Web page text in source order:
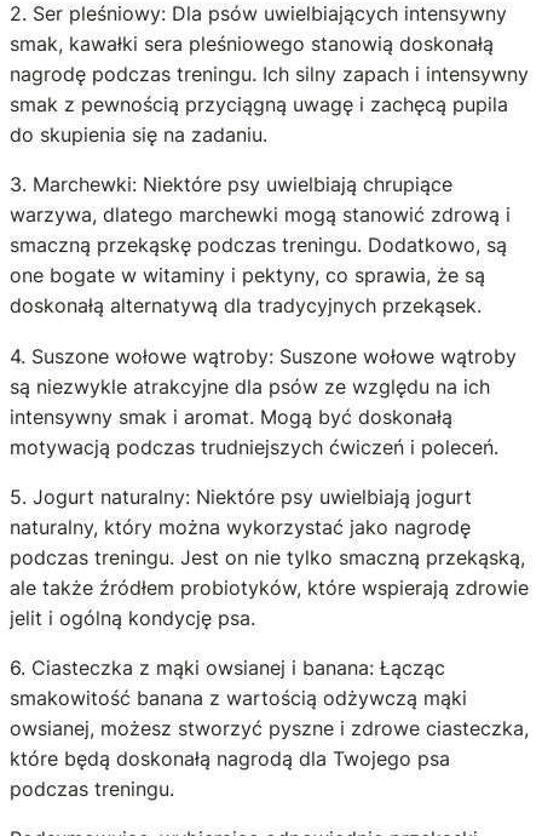
2. Ser pleśniowy: Dla psów uwielbiających intensywny
smak, kawałki sera pleśniowego stanowią doskonałą
nagrodę podczas treningu. Ich silny zapach i intensywny
smak z pewnością przyciągną uwagę i zachęcą pupila
do skupienia się na zadaniu.
3. Marchewki: Niektóre psy uwielbiają chrupiące
warzywa, dlatego marchewki mogą stanowić zdrową i
smaczną przekąskę podczas treningu. Dodatkowo, są
one bogate w witaminy i pektyny, co sprawia, że są
doskonałą alternatywą dla tradycyjnych przekąsek.
4. Suszone wołowe wątroby: Suszone wołowe wątroby
są niezwykle atrakcyjne dla psów ze względu na ich
intensywny smak i aromat. Mogą być doskonałą
motywacją podczas trudniejszych ćwiczeń i poleceń.
5. Jogurt naturalny: Niektóre psy uwielbiają jogurt
naturalny, który można wykorzystać jako nagrodę
podczas treningu. Jest on nie tylko smaczną przekąską,
ale także źródłem probiotyków, które wspierają zdrowie
jelit i ogólną kondycję psa.
6. Ciasteczka z mąki owsianej i banana: Łącząc
smakowitość banana z wartością odżywczą mąki
owsianej, możesz stworzyć pyszne i zdrowe ciasteczka,
które będą doskonałą nagrodą dla Twojego psa
podczas treningu.